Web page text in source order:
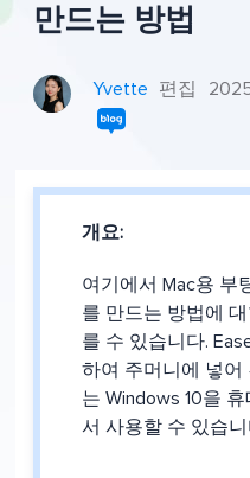
만드는 방법
Yvette 편집
개요:
여기에서 Mac용 부
를 만드는 방법에
를 수 있습니다.
하여 주머니에 넣어
는 Windows 10을
서 사용할 수 있습니